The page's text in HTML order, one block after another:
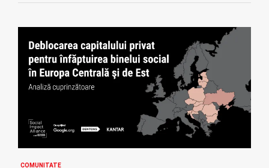
COMUNITATE